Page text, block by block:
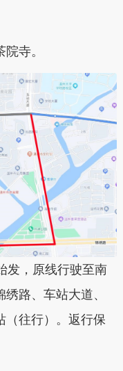
寺。
发，原线行驶至南
路、车站大道、
（往行）。返行保